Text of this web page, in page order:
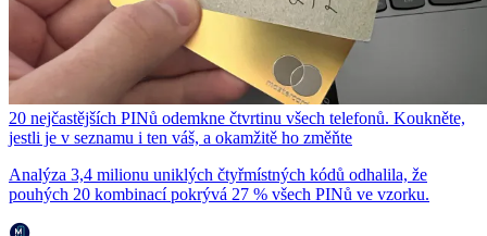
20 nejčastějších PINů odemkne čtvrtinu všech telefonů. Koukněte,
jestli je v seznamu i ten váš, a okamžitě ho změňte
Analýza 3,4 milionu uniklých čtyřmístných kódů odhalila, že
pouhých 20 kombinací pokrývá 27 % všech PINů ve vzorku.